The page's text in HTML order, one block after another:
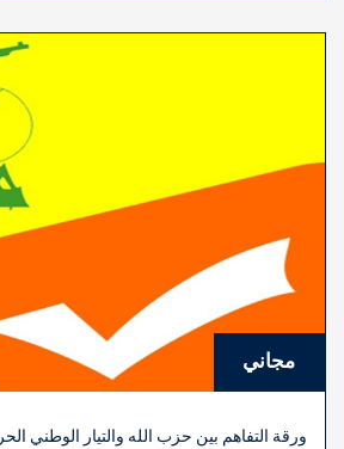
مجاني
ورقة التفاهم بين حزب الله والتيار الوطني الحر